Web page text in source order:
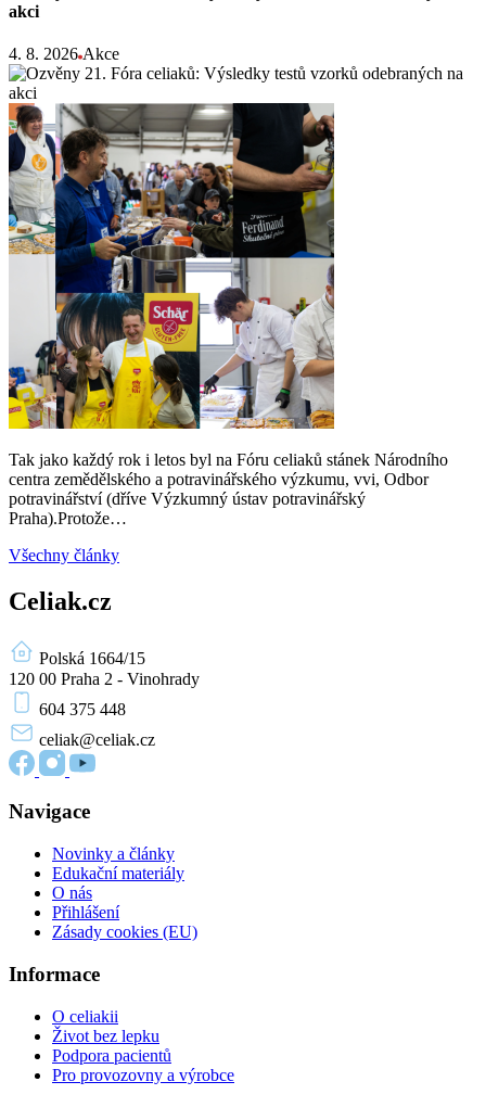
akci
4. 8. 2026 Akce
Tak jako každý rok i letos byl na Fóru celiaků stánek Národního
centra zemědělského a potravinářského výzkumu, vvi, Odbor
potravinářství (dříve Výzkumný ústav potravinářský
Praha).Protože…
Všechny články
Celiak.cz
Polská 1664/15
120 00 Praha 2 - Vinohrady
604 375 448
celiak@celiak.cz
Navigace
Novinky a články
Edukační materiály
O nás
Přihlášení
Zásady cookies (EU)
Informace
O celiakii
Život bez lepku
Podpora pacientů
Pro provozovny a výrobce